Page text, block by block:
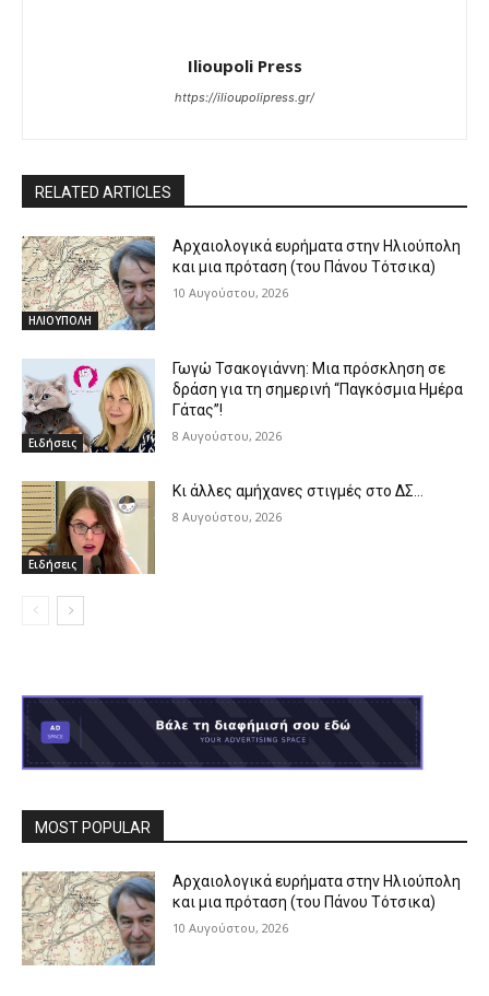
Ilioupoli Press
https://ilioupolipress.gr/
RELATED ARTICLES
ΗΛΙΟΥΠΟΛΗ
Αρχαιολογικά ευρήματα στην Ηλιούπολη
και μια πρόταση (του Πάνου Τότσικα)
10 Αυγούστου, 2026
Ειδήσεις
Γωγώ Τσακογιάννη: Μια πρόσκληση σε
δράση για τη σημερινή “Παγκόσμια Ημέρα
Γάτας”!
8 Αυγούστου, 2026
Ειδήσεις
Κι άλλες αμήχανες στιγμές στο ΔΣ…
8 Αυγούστου, 2026
MOST POPULAR
Αρχαιολογικά ευρήματα στην Ηλιούπολη
και μια πρόταση (του Πάνου Τότσικα)
10 Αυγούστου, 2026